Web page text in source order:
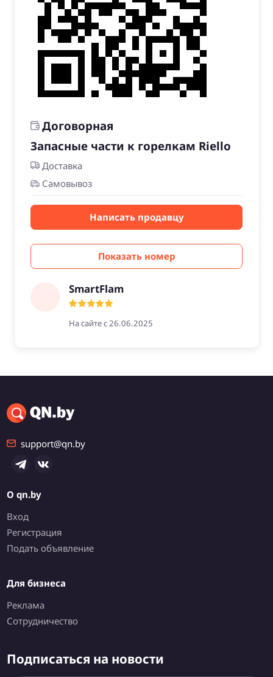
Договорная
Запасные части к горелкам Riello
Доставка
Самовывоз
Написать продавцу
Показать номер
SmartFlam
На сайте с 26.06.2025
support@qn.by
О qn.by
Вход
Регистрация
Подать объявление
Для бизнеса
Реклама
Сотрудничество
Подписаться на новости